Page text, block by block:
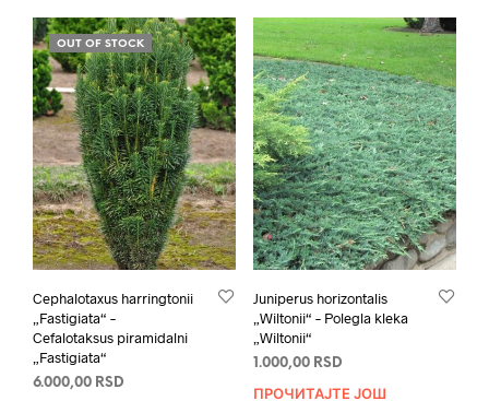
OUT OF STOCK
Cephalotaxus harringtonii
„Fastigiata“ –
Cefalotaksus piramidalni
„Fastigiata“
6.000,00 RSD
Juniperus horizontalis
„Wiltonii“ – Polegla kleka
„Wiltonii“
1.000,00 RSD
ПРОЧИТАЈТЕ ЈОШ